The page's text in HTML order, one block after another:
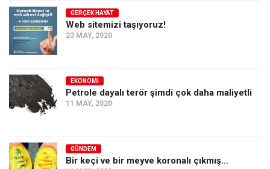
Sağlık
Gıda-Beslenme
Türkiye
Siyaset
Dünya
Asya
GERÇEK HAYAT
Web sitemizi taşıyoruz!
23 MAY, 2020
EKONOMI
Petrole dayalı terör şimdi çok daha maliyetli
11 MAY, 2020
GÜNDEM
Bir keçi ve bir meyve koronalı çıkmış…